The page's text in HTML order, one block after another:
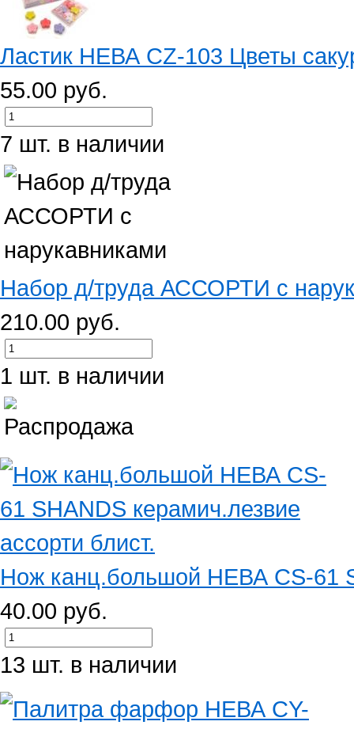
Ластик НЕВА CZ-103 Цветы
55.00 руб.
7 шт. в наличии
Набор д/труда АССОРТИ с
210.00 руб.
1 шт. в наличии
Нож канц.большой НЕВА CS-61
40.00 руб.
13 шт. в наличии